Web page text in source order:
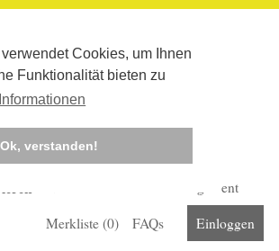
Cookies, um Ihnen
Funktionalität bieten zu
Ok, verstanden!
Corona-Management
Merkliste (0) FAQs Einloggen